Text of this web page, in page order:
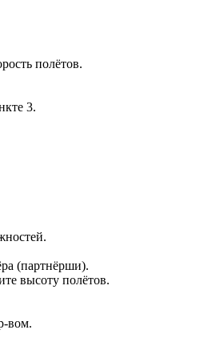
полётов.
3.
(партнёрши).
высоту полётов.
вом.